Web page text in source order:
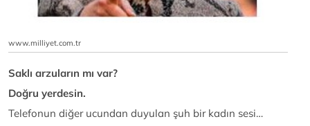
www.milliyet.com.tr
Saklı arzuların mı var?
Doğru yerdesin.
Telefonun diğer ucundan duyulan şuh bir kadın sesi…